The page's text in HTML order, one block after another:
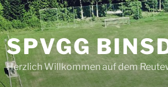
SPVGG
Herzlich Willkommen auf dem